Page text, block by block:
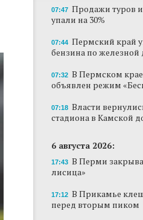
В Пермском крае
обнаружения
Они используются
отслеживания БПЛА в
Продажи туров из
на 30%
стадиона в Камской
лисица»
В Перми в пустой
театральный
В Перми
оформление
07:47 Продажи туров
упали на 30%
07:44 Пермский край
бензина по железной
07:32 В Пермском крае
объявлен режим
07:18 Власти
стадиона в Камской
6 августа 2026:
17:43 В Перми
лисица»
17:12 В Прикамье
перед вторым пиком